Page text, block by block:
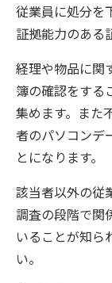
従業員に処分を
証拠能力のある
経理や物品に関
簿の確認をする
集めます。また
者のパソコンデ
とになります。
該当者以外の従
調査の段階で関
いることが知ら
い。